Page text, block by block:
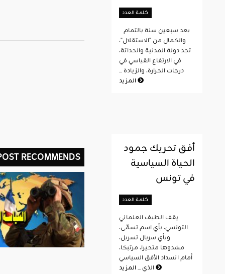
RECOMMENDS
كلمة العدد
والكمال من "الاستقلال"،
تجد دولة المدنية والحداثة،
في الارتفاع القياسي في
درجات الحرارة، والزيادة ...
المزيد
أفق تحريك جمود
الحياة السياسية
في تونس
كلمة العدد
يقف الطيف العلماني
التونسي، بأي اسم تسمّى،
وبأي سربال تسربل،
مشدوها متحيرا، مرتبكا،
أمام انسداد الأفق السياسي
الذي ...المزيد